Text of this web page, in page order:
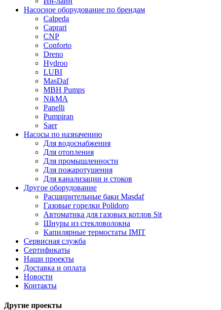
Насосное оборудование по брендам
Calpeda
Caprari
CNP
Conforto
Dreno
Hydroo
LUBI
MasDaf
MBH Pumps
NikMA
Panelli
Pumpiran
Saer
Насосы по назначению
Для водоснабжения
Для отопления
Для промышленности
Для пожаротушения
Для канализации и стоков
Другое оборудование
Расширительные баки Masdaf
Газовые горелки Polidoro
Автоматика для газовых котлов Sit
Шнуры из стекловолокна
Капилярные термостаты IMIT
Сервисная служба
Сертификаты
Наши проекты
Доставка и оплата
Новости
Контакты
Другие проекты